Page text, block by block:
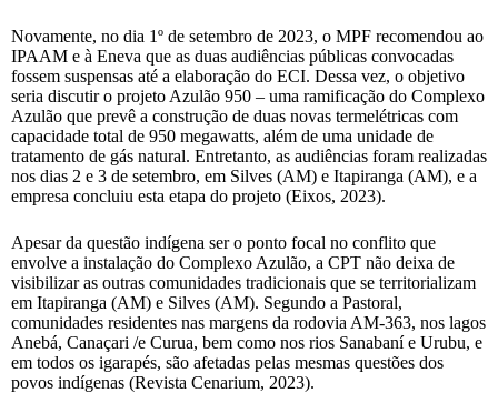
Novamente, no dia 1º de setembro de 2023, o MPF recomendou ao
IPAAM e à Eneva que as duas audiências públicas convocadas
fossem suspensas até a elaboração do ECI. Dessa vez, o objetivo
seria discutir o projeto Azulão 950 – uma ramificação do Complexo
Azulão que prevê a construção de duas novas termelétricas com
capacidade total de 950 megawatts, além de uma unidade de
tratamento de gás natural. Entretanto, as audiências foram realizadas
nos dias 2 e 3 de setembro, em Silves (AM) e Itapiranga (AM), e a
empresa concluiu esta etapa do projeto (Eixos, 2023).
Apesar da questão indígena ser o ponto focal no conflito que
envolve a instalação do Complexo Azulão, a CPT não deixa de
visibilizar as outras comunidades tradicionais que se territorializam
em Itapiranga (AM) e Silves (AM). Segundo a Pastoral,
comunidades residentes nas margens da rodovia AM-363, nos lagos
Anebá, Canaçari /e Curua, bem como nos rios Sanabaní e Urubu, e
em todos os igarapés, são afetadas pelas mesmas questões dos
povos indígenas (Revista Cenarium, 2023).